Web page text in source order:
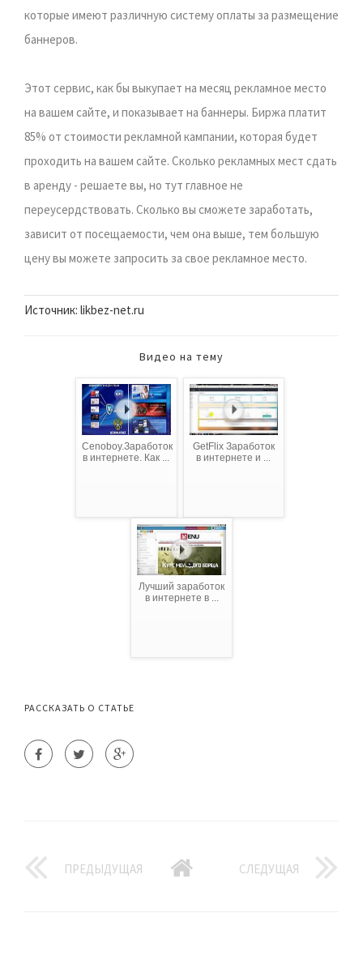
которые имеют различную систему оплаты за размещение
баннеров.
Этот сервис, как бы выкупает на месяц рекламное место
на вашем сайте, и показывает на баннеры. Биржа платит
85% от стоимости рекламной кампании, которая будет
проходить на вашем сайте. Сколько рекламных мест сдать
в аренду - решаете вы, но тут главное не
переусердствовать. Сколько вы сможете заработать,
зависит от посещаемости, чем она выше, тем большую
цену вы можете запросить за свое рекламное место.
Источник: likbez-net.ru
Видео на тему
Cenoboy.Заработок
в интернете. Как ...
GetFlix Заработок
в интернете и ...
Лучший заработок
в интернете в ...
РАССКАЗАТЬ О СТАТЬЕ
ПРЕДЫДУЩАЯ СЛЕДУЩАЯ